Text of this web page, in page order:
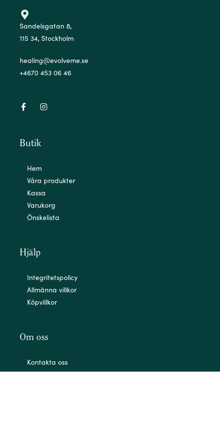
Sandelsgatan 8,
115 34, Stockholm
healing@evolveme.se
+4670 453 06 46
Butik
Hem
Våra produkter
Kassa
Varukorg
Önskelista
Hjälp
Integritetspolicy
Allmänna villkor
Köpvillkor
Om oss
Kontakta oss
Om oss